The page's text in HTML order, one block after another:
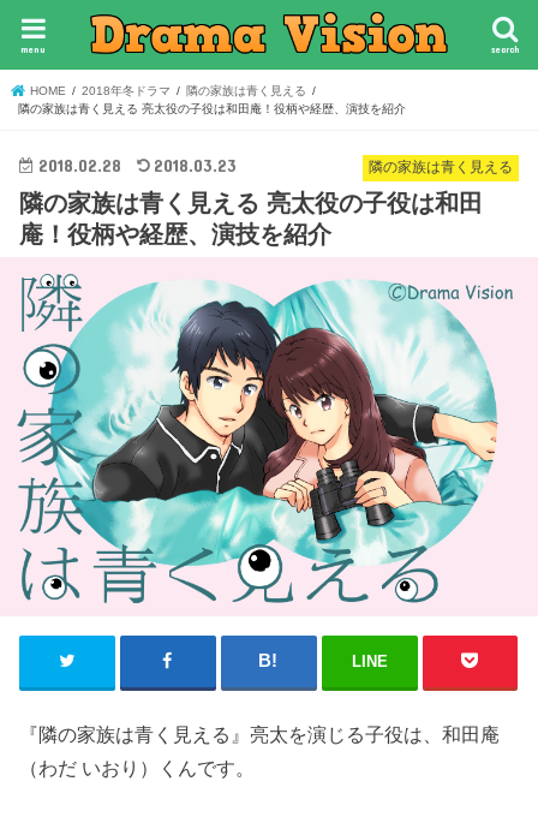
search
menu
HOME 2018年冬ドラマ
隣の家族は青く見える
隣の家族は青く見える 亮太役の子役は和田庵！役柄や経歴、演技を紹介
隣の家族は青く見える
2018.02.28 2018.03.23
隣の家族は青く見える 亮太役の子役は和田
庵！役柄や経歴、演技を紹介
LINE
『隣の家族は青く見える』亮太を演じる子役は、和田庵
（わだ いおり）くんです。